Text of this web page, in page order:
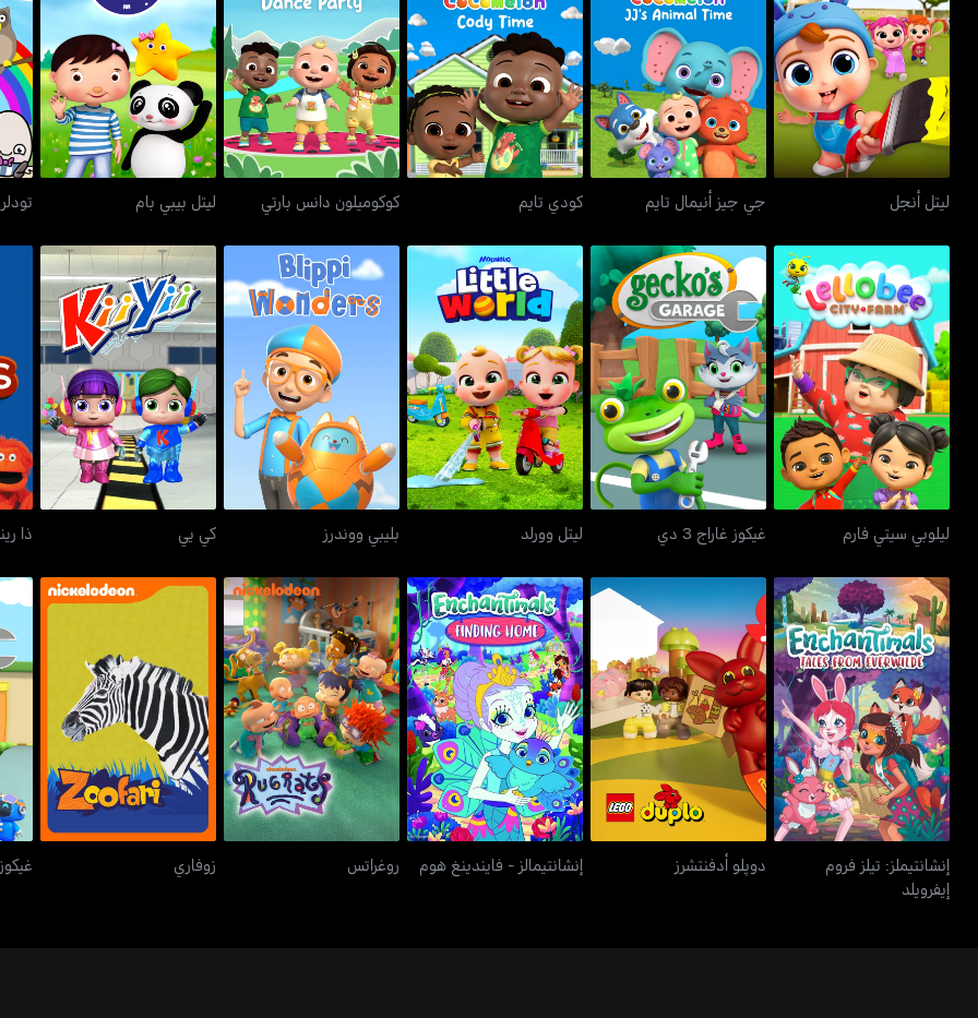
ليتل أنجل
ليتل أنجل
جي جيز أنيمال تايم
جي جيز أنيمال تايم
كودي تايم
كودي تايم
كوكوميلون دانس بارتي
كوكوميلون دانس بارتي
ليتل بيبي بام
ليتل بيبي بام
ليلوبي سيتي فارم
ليلوبي سيتي فارم
غيكوز غاراج 3 دي
غيكوز غاراج 3 دي
ليتل وورلد
ليتل وورلد
بليبي ووندرز
بليبي ووندرز
كي يي
كي يي ذا
إنشانتيملز: تيلز فروم
إيفرويلد
إنشانتيملز: تيلز فروم
إيفرويلد
دوپلو أدفنتشرز
دوپلو أدفنتشرز
إنشانتيمالز - فايندينغ هوم
إنشانتيمالز - فايندينغ هوم
روغراتس
روغراتس
زوفاري
زوفاري